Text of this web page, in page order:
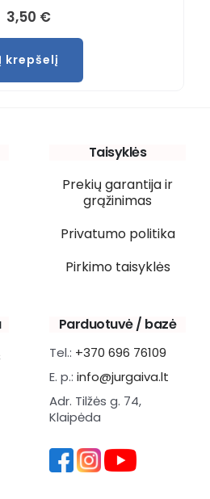
3,50 €
Į krepšelį
Taisyklės
Prekių garantija ir
grąžinimas
Privatumo politika
Pirkimo taisyklės
Parduotuvė / bazė
Tel.: +370 696 76109
E. p.: info@jurgaiva.lt
Adr. Tilžės g. 74,
Klaipėda